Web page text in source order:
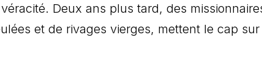
Deux ans plus tard, des
et de rivages vierges, mettent le cap